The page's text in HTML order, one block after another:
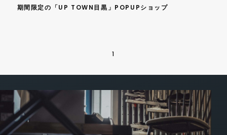
期間限定の「UP TOWN目黒」POPUPショップ
1